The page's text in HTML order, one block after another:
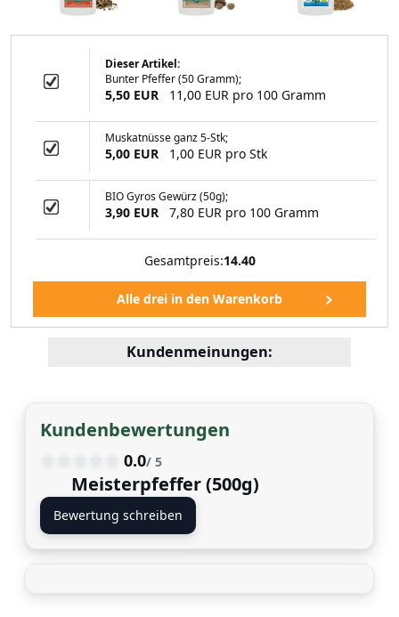
(50g)
Dieser Artikel:
Bunter Pfeffer (50 Gramm);
5,50 EUR 11,00 EUR pro 100 Gramm
Muskatnüsse ganz 5-Stk;
5,00 EUR 1,00 EUR pro Stk
BIO Gyros Gewürz (50g);
3,90 EUR 7,80 EUR pro 100 Gramm
Gesamtpreis:14.40
Kundenmeinungen:
Kundenbewertungen
0.0/ 5
Meisterpfeffer (500g)
Bewertung schreiben